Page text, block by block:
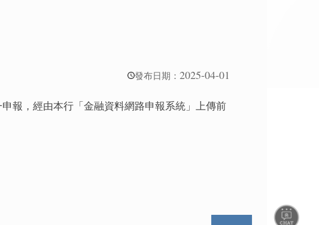
發布日期： 2025-04-01
申報，經由本行「金融資料網路申報系統」上傳前